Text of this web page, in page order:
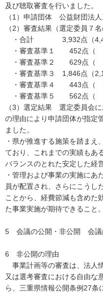
及び聴取審査を行いました。
（1）申請団体 公益財団法
（2）審査結果（選定委員７名
・合計 3,932点（4,410
・審査基準１ 452点（
・審査基準２ 629点（
・審査基準３ 1,846点（
・審査基準４ 443点（
・審査基準５ 562点（
（3）選定結果 選定委員会
の理由により申請団体が指定
ました。
・県が推進する施策を踏まえ
ており、これまでの実績もあ
バランスのとれた安定した経
・管理および事業の実施に
員が配置され、さらにこうし
ことから、経費節減も含めた
た事業実施が期待できること。
5 会議の公開・非公開 会議
6 非公開の理由
事業計画等の審査は、法人
又は選考審査における自由な
ら、三重県情報公開条例27条